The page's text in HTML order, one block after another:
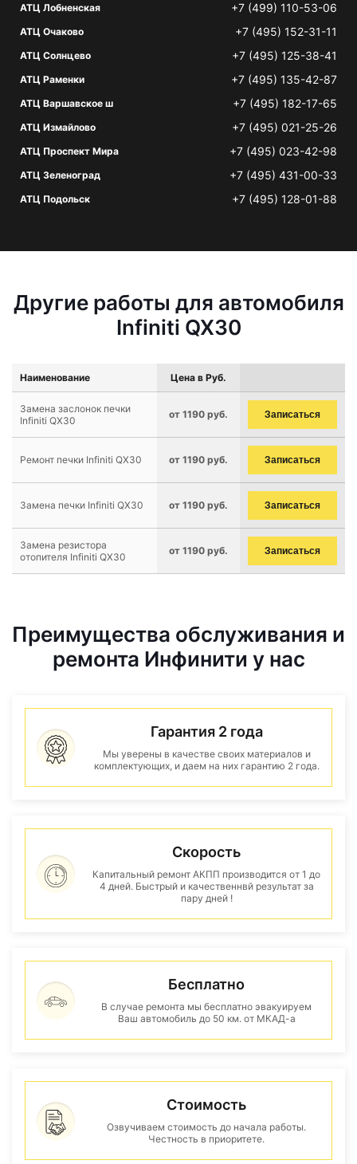
АТЦ Лобненская +7 (499) 110-53-06
АТЦ Очаково +7 (495) 152-31-11
АТЦ Солнцево +7 (495) 125-38-41
АТЦ Раменки +7 (495) 135-42-87
АТЦ Варшавское ш +7 (495) 182-17-65
АТЦ Измайлово +7 (495) 021-25-26
АТЦ Проспект Мира +7 (495) 023-42-98
АТЦ Зеленоград +7 (495) 431-00-33
АТЦ Подольск +7 (495) 128-01-88
Другие работы для автомобиля
Infiniti QX30
Наименование Цена в Руб.
Замена заслонок печки
Infiniti QX30
от 1190 руб. Записаться
Ремонт печки Infiniti QX30 от 1190 руб. Записаться
Замена печки Infiniti QX30 от 1190 руб. Записаться
Замена резистора
отопителя Infiniti QX30
от 1190 руб. Записаться
Преимущества обслуживания и
ремонта Инфинити у нас
Гарантия 2 года
Мы уверены в качестве своих материалов и
комплектующих, и даем на них гарантию 2 года.
Скорость
Капитальный ремонт АКПП производится от 1 до
4 дней. Быстрый и качественнвй результат за
пару дней !
Бесплатно
В случае ремонта мы бесплатно эвакуируем
Ваш автомобиль до 50 км. от МКАД-а
Стоимость
Озвучиваем стоимость до начала работы.
Честность в приоритете.